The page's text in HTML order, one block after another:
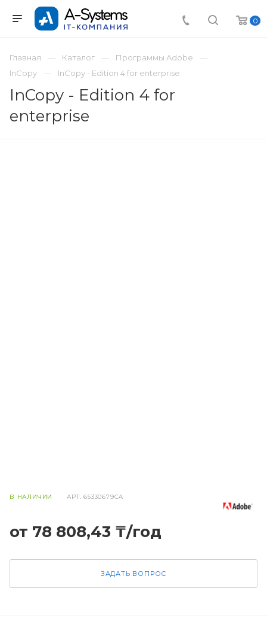
0
Главная Каталог
Программы Adobe
InCopy
InCopy - Edition 4 for enterprise
InCopy - Edition 4 for
enterprise
В НАЛИЧИИ АРТ.65330679CA
от 78 808,43 ₸/год
ЗАДАТЬ ВОПРОС